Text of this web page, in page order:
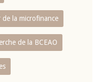
de la microfinance
de la BCEAO